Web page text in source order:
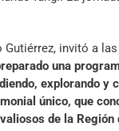
invitó a
una
explorando y
único, que
de la